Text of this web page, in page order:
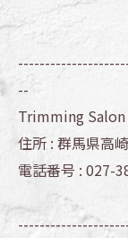
--
Trimming Salon
住所 : 群馬県高
電話番号 : 027-